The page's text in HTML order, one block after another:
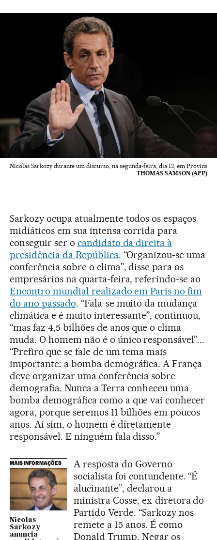
Nicolas Sarkozy durante um discurso, na segunda-feira, dia 12, em Provins
THOMAS SAMSON (AFP)
Sarkozy ocupa atualmente todos os espaços
midiáticos em sua intensa corrida para
conseguir ser o candidato da direita à
presidência da República. “Organizou-se uma
conferência sobre o clima”, disse para os
empresários na quarta-feira, referindo-se ao
Encontro mundial realizado em Paris no fim
do ano passado. “Fala-se muito da mudança
climática e é muito interessante”, continuou,
“mas faz 4,5 bilhões de anos que o clima
muda. O homem não é o único responsável”...
“Prefiro que se fale de um tema mais
importante: a bomba demográfica. A França
deve organizar uma conferência sobre
demografia. Nunca a Terra conheceu uma
bomba demográfica como a que vai conhecer
agora, porque seremos 11 bilhões em poucos
anos. Aí sim, o homem é diretamente
responsável. E ninguém fala disso.”
MAIS INFORMAÇÕES
Nicolas
Sarkozy
anuncia
A resposta do Governo
socialista foi contundente. “É
alucinante”, declarou a
ministra Cosse, ex-diretora do
Partido Verde. “Sarkozy nos
remete a 15 anos. É como
Donald Trump. Negar os